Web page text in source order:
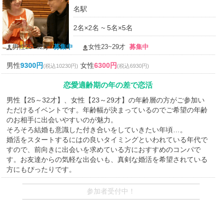
名駅
2名×2名 ~ 5名×5名
男性25~32才募集中 女性23~29才募集中
男性9300円(税込10230円) 女性6300円(税込6930円)
恋愛適齢期の年の差で恋活
男性【25～32才】、女性【23～29才】の年齢層の方がご参加い
ただけるイベントです。年齢幅が決まっているのでご希望の年齢
のお相手に出会いやすいのが魅力。
そろそろ結婚も意識した付き合いをしていきたい年頃…。
婚活をスタートするにはの良いタイミングといわれている年代で
すので、前向きに出会いを求めている方におすすめのコンパで
す。お友達からの気軽な出会いも、真剣な婚活を希望されている
方にもぴったりです。
参加者受付中！